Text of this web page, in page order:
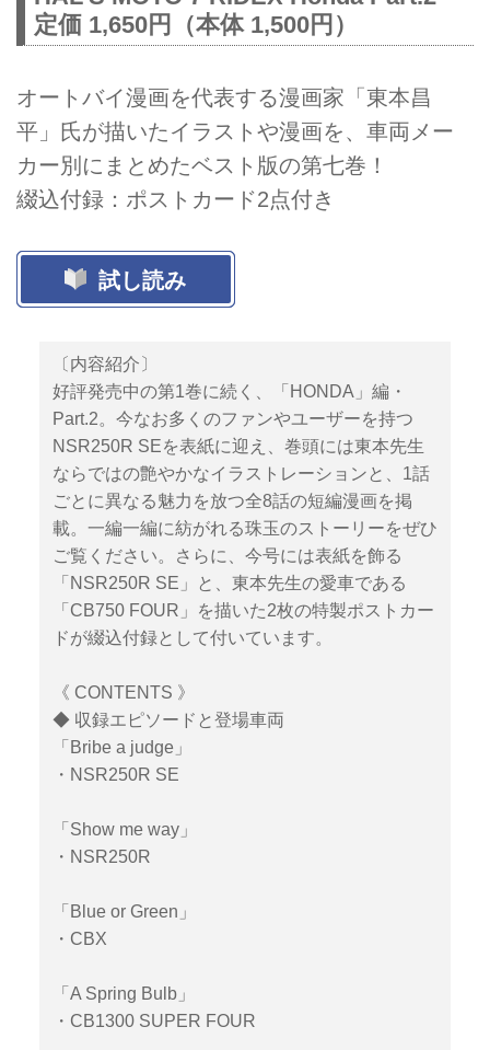
定価 1,650円（本体 1,500円）
オートバイ漫画を代表する漫画家「東本昌
平」氏が描いたイラストや漫画を、車両メー
カー別にまとめたベスト版の第七巻！
綴込付録：ポストカード2点付き
試し読み
〔内容紹介〕
好評発売中の第1巻に続く、「HONDA」編・
Part.2。今なお多くのファンやユーザーを持つ
NSR250R SEを表紙に迎え、巻頭には東本先生
ならではの艶やかなイラストレーションと、1話
ごとに異なる魅力を放つ全8話の短編漫画を掲
載。一編一編に紡がれる珠玉のストーリーをぜひ
ご覧ください。さらに、今号には表紙を飾る
「NSR250R SE」と、東本先生の愛車である
「CB750 FOUR」を描いた2枚の特製ポストカー
ドが綴込付録として付いています。
《 CONTENTS 》
◆ 収録エピソードと登場車両
「Bribe a judge」
・NSR250R SE
「Show me way」
・NSR250R
「Blue or Green」
・CBX
「A Spring Bulb」
・CB1300 SUPER FOUR